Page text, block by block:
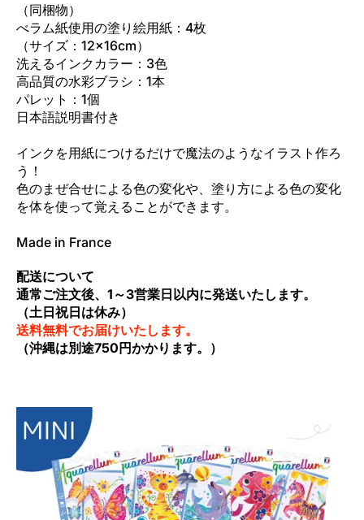
（同梱物）
べラム紙使用の塗り絵用紙：4枚
（サイズ：12×16cm）
洗えるインクカラー：3色
高品質の水彩ブラシ：1本
パレット：1個
日本語説明書付き
インクを用紙につけるだけで魔法のようなイラスト作ろ
う！
色のまぜ合せによる色の変化や、塗り方による色の変化
を体を使って覚えることができます。
Made in France
配送について
通常ご注文後、1～3営業日以内に発送いたします。
（土日祝日は休み）
送料無料でお届けいたします。
（沖縄は別途750円かかります。）